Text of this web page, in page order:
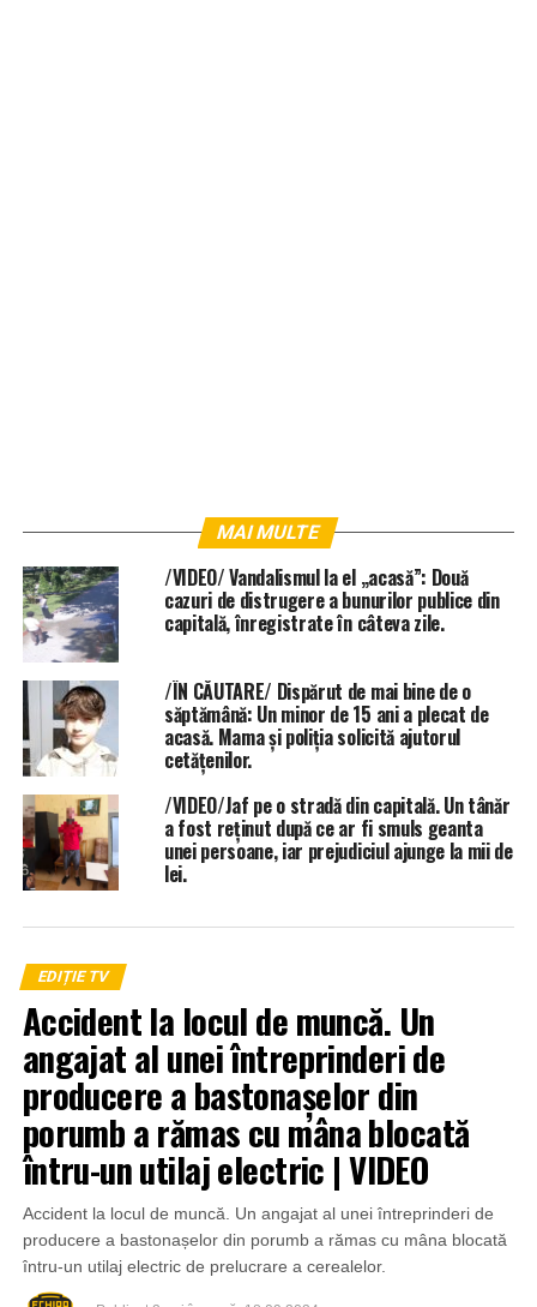
MAI MULTE
/VIDEO/ Vandalismul la el „acasă”: Două
cazuri de distrugere a bunurilor publice din
capitală, înregistrate în câteva zile.
/ÎN CĂUTARE/ Dispărut de mai bine de o
săptămână: Un minor de 15 ani a plecat de
acasă. Mama și poliția solicită ajutorul
cetățenilor.
/VIDEO/Jaf pe o stradă din capitală. Un tânăr
a fost reținut după ce ar fi smuls geanta
unei persoane, iar prejudiciul ajunge la mii de
lei.
EDIȚIE TV
Accident la locul de muncă. Un
angajat al unei întreprinderi de
producere a bastonașelor din
porumb a rămas cu mâna blocată
întru-un utilaj electric | VIDEO
Accident la locul de muncă. Un angajat al unei întreprinderi de
producere a bastonașelor din porumb a rămas cu mâna blocată
întru-un utilaj electric de prelucrare a cerealelor.